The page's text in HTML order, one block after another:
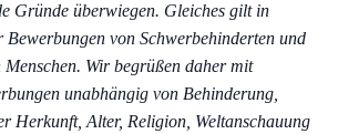
Gründe überwiegen. Gleiches gilt in
Bewerbungen von Schwerbehinderten und
Menschen. Wir begrüßen daher mit
unabhängig von Behinderung,
Herkunft, Alter, Religion, Weltanschauung